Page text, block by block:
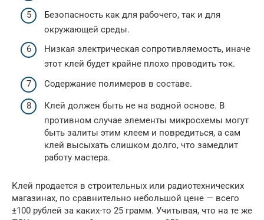
Безопасность как для рабочего, так и для
окружающей среды.
Низкая электрическая сопротивляемость, иначе
этот клей будет крайне плохо проводить ток.
Содержание полимеров в составе.
Клей должен быть не на водной основе. В
противном случае элементы микросхемы могут
быть залиты этим клеем и повредиться, а сам
клей высыхать слишком долго, что замедлит
работу мастера.
Клей продается в строительных или радиотехнических
магазинах, по сравнительно небольшой цене — всего
±100 рублей за каких-то 25 грамм. Учитывая, что на те же